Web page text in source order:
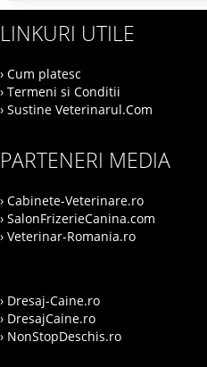
LINKURI UTILE
› Cum platesc
› Termeni si Conditii
› Sustine Veterinarul.Com
PARTENERI MEDIA
› Cabinete-Veterinare.ro
› SalonFrizerieCanina.com
› Veterinar-Romania.ro
› Dresaj-Caine.ro
› DresajCaine.ro
› NonStopDeschis.ro